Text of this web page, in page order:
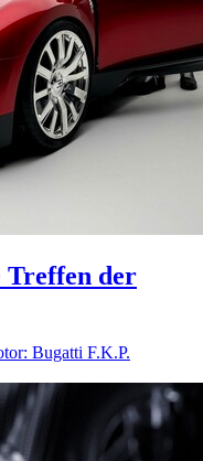
Treffen der
Bugatti F.K.P.